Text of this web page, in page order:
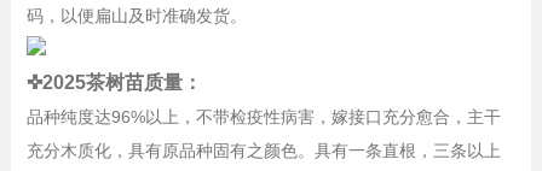
码，以便扁山及时准确发货。
✜2025茶树苗质量：
品种纯度达96%以上，不带检疫性病害，嫁接口充分愈合，主干
充分木质化，具有原品种固有之颜色。具有一条直根，三条以上